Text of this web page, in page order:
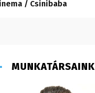
/ Csinibaba
MUNKATÁRSAINK